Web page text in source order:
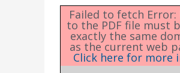
Failed to fetch Error:
to the PDF file must
exactly the same
as the current web
Click here for more